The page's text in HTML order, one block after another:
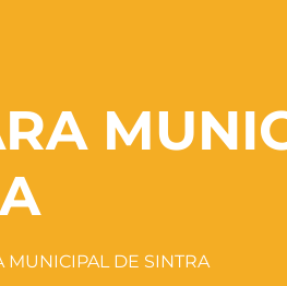
MUNICIPAL DE SINTRA